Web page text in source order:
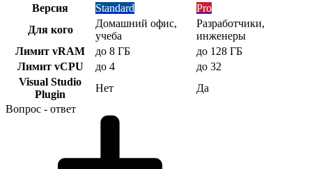
Версия
Standard
Pro
Для кого
Домашний офис,
учеба
Разработчики,
инженеры
Лимит vRAM
до 8 ГБ
до 128 ГБ
Лимит vCPU
до 4
до 32
Visual Studio
Plugin
Нет
Да
Вопрос - ответ